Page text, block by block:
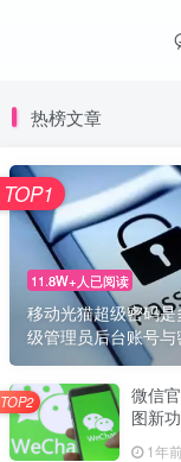
热榜文章
11.8W+人已阅读
移动光猫超级密码
级管理员后台账号与
TOP1
微信
图新
1年
TOP2